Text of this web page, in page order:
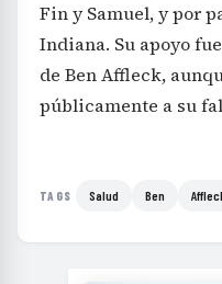
Fin y Samuel, y por
Indiana. Su apoyo
de Ben Affleck,
públicamente a su
TAGS Salud Ben